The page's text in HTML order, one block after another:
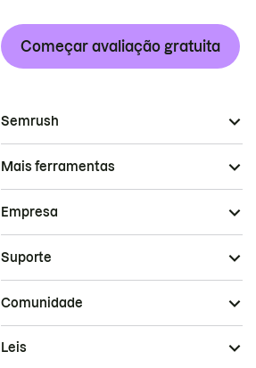
Começar avaliação gratuita
Semrush
Mais ferramentas
Empresa
Suporte
Comunidade
Leis